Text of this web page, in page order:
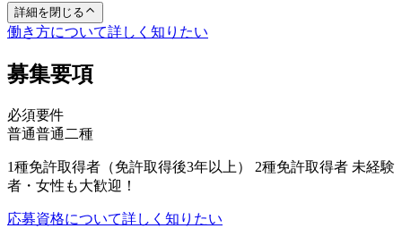
詳細を閉じる
働き方について詳しく知りたい
募集要項
必須要件
普通普通二種
1種免許取得者（免許取得後3年以上） 2種免許取得者 未経験
者・女性も大歓迎！
応募資格について詳しく知りたい